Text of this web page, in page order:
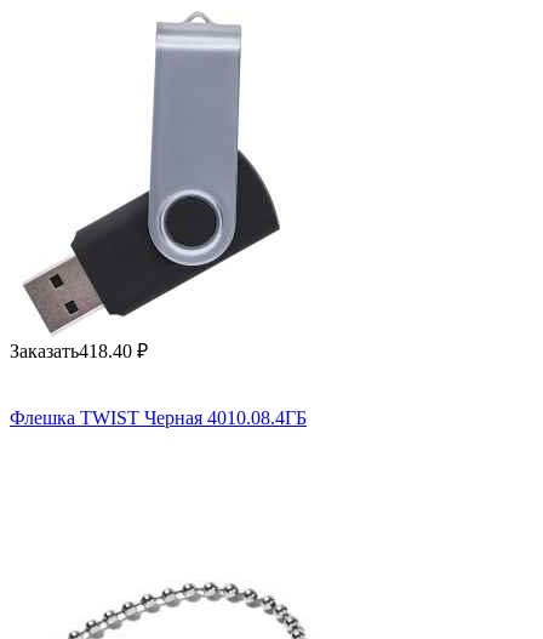
Заказать418.40 ₽
Флешка TWIST Черная 4010.08.4ГБ